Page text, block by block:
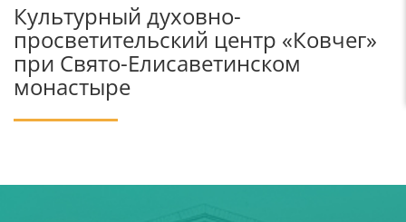
Культурный духовно-
просветительский центр «Ковчег»
при Свято-Елисаветинском
монастыре